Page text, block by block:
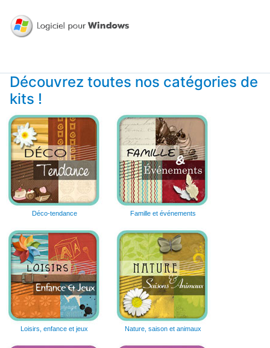
Découvrez toutes nos catégories de
kits !
Déco-tendance Famille et événements
Loisirs, enfance et jeux Nature, saison et animaux